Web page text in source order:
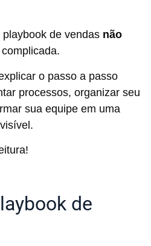
de vendas não
o passo a passo
processos, organizar seu
sua equipe em uma
de